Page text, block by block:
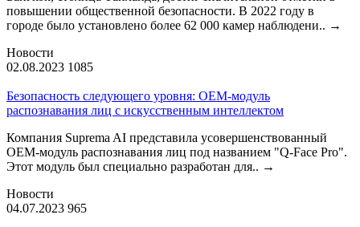
повышении общественной безопасности. В 2022 году в
городе было установлено более 62 000 камер наблюдени.. →
Новости
02.08.2023 1085
Безопасность следующего уровня: OEM-модуль
распознавания лиц с искусственным интеллектом
Компания Suprema AI представила усовершенствованный
OEM-модуль распознавания лиц под названием "Q-Face Pro".
Этот модуль был специально разработан для.. →
Новости
04.07.2023 965